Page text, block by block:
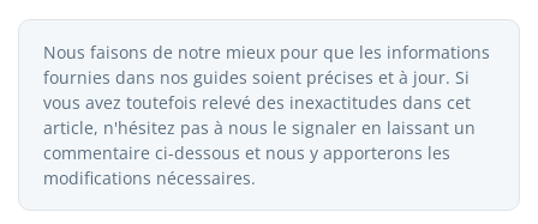
Nous faisons de notre mieux pour que les informations
fournies dans nos guides soient précises et à jour. Si
vous avez toutefois relevé des inexactitudes dans cet
article, n'hésitez pas à nous le signaler en laissant un
commentaire ci-dessous et nous y apporterons les
modifications nécessaires.